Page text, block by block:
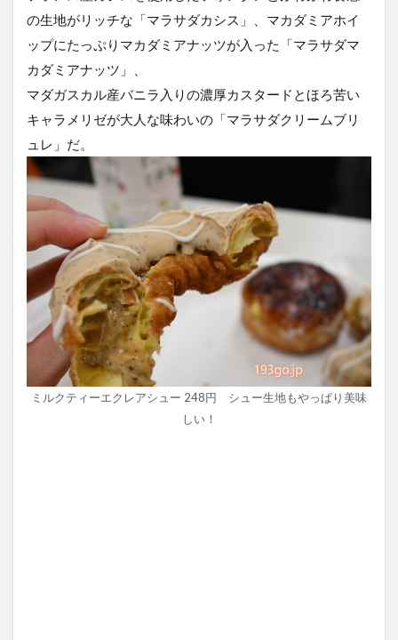
の生地がリッチな「マラサダカシス」、マカダミアホイ
ップにたっぷりマカダミアナッツが入った「マラサダマ
カダミアナッツ」、
マダガスカル産バニラ入りの濃厚カスタードとほろ苦い
キャラメリゼが大人な味わいの「マラサダクリームブリ
ュレ」だ。
ミルクティーエクレアシュー 248円 シュー生地もやっぱり美味
しい！